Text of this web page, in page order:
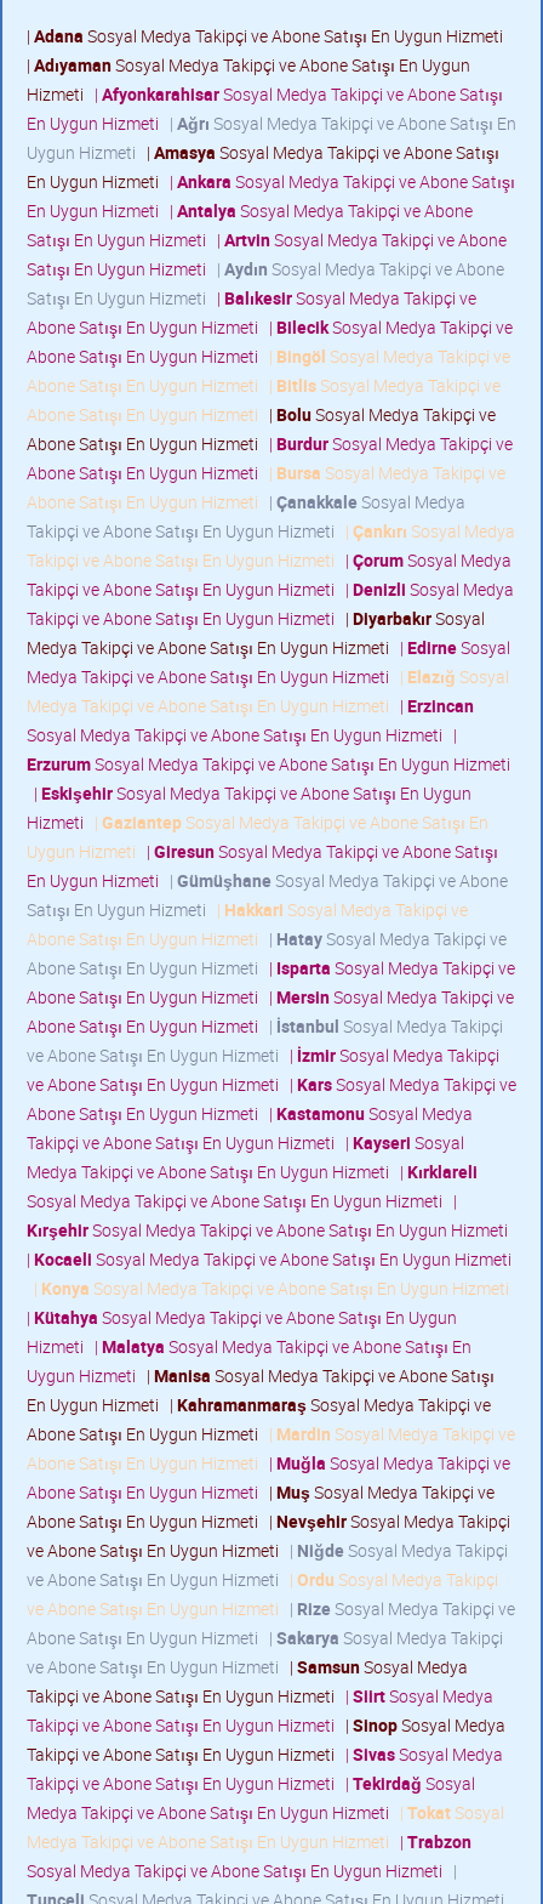
| Adana Sosyal Medya Takipçi ve Abone Satışı En Uygun Hizmeti
| AdıyamanSosyal Medya Takipçi ve Abone Satışı En Uygun
Hizmeti | AfyonkarahisarSosyal Medya Takipçi ve Abone Satışı
En Uygun Hizmeti | Ağrı Sosyal Medya Takipçi ve Abone Satışı En
Uygun Hizmeti | Amasya Sosyal Medya Takipçi ve Abone Satışı
En Uygun Hizmeti | Ankara Sosyal Medya Takipçi ve Abone Satışı
En Uygun Hizmeti | Antalya Sosyal Medya Takipçi ve Abone
Satışı En Uygun Hizmeti | ArtvinSosyal Medya Takipçi ve Abone
Satışı En Uygun Hizmeti | Aydın Sosyal Medya Takipçi ve Abone
Satışı En Uygun Hizmeti | BalıkesirSosyal Medya Takipçi ve
Abone Satışı En Uygun Hizmeti | BilecikSosyal Medya Takipçi ve
Abone Satışı En Uygun Hizmeti | Bingöl Sosyal Medya Takipçi ve
Abone Satışı En Uygun Hizmeti | BitlisSosyal Medya Takipçi ve
Abone Satışı En Uygun Hizmeti | BoluSosyal Medya Takipçi ve
Abone Satışı En Uygun Hizmeti | BurdurSosyal Medya Takipçi ve
Abone Satışı En Uygun Hizmeti | Bursa Sosyal Medya Takipçi ve
Abone Satışı En Uygun Hizmeti | Çanakkale Sosyal Medya
Takipçi ve Abone Satışı En Uygun Hizmeti | Çankırı Sosyal Medya
Takipçi ve Abone Satışı En Uygun Hizmeti | ÇorumSosyal Medya
Takipçi ve Abone Satışı En Uygun Hizmeti | Denizli Sosyal Medya
Takipçi ve Abone Satışı En Uygun Hizmeti | DiyarbakırSosyal
Medya Takipçi ve Abone Satışı En Uygun Hizmeti | EdirneSosyal
Medya Takipçi ve Abone Satışı En Uygun Hizmeti | Elazığ Sosyal
Medya Takipçi ve Abone Satışı En Uygun Hizmeti | Erzincan
Sosyal Medya Takipçi ve Abone Satışı En Uygun Hizmeti |
ErzurumSosyal Medya Takipçi ve Abone Satışı En Uygun Hizmeti
| EskişehirSosyal Medya Takipçi ve Abone Satışı En Uygun
Hizmeti | GaziantepSosyal Medya Takipçi ve Abone Satışı En
Uygun Hizmeti | GiresunSosyal Medya Takipçi ve Abone Satışı
En Uygun Hizmeti | Gümüşhane Sosyal Medya Takipçi ve Abone
Satışı En Uygun Hizmeti | Hakkari Sosyal Medya Takipçi ve
Abone Satışı En Uygun Hizmeti | HataySosyal Medya Takipçi ve
Abone Satışı En Uygun Hizmeti | Isparta Sosyal Medya Takipçi ve
Abone Satışı En Uygun Hizmeti | MersinSosyal Medya Takipçi ve
Abone Satışı En Uygun Hizmeti | İstanbul Sosyal Medya Takipçi
ve Abone Satışı En Uygun Hizmeti | İzmirSosyal Medya Takipçi
ve Abone Satışı En Uygun Hizmeti | KarsSosyal Medya Takipçi ve
Abone Satışı En Uygun Hizmeti | KastamonuSosyal Medya
Takipçi ve Abone Satışı En Uygun Hizmeti | Kayseri Sosyal
Medya Takipçi ve Abone Satışı En Uygun Hizmeti | Kırklareli
Sosyal Medya Takipçi ve Abone Satışı En Uygun Hizmeti |
KırşehirSosyal Medya Takipçi ve Abone Satışı En Uygun Hizmeti
| Kocaeli Sosyal Medya Takipçi ve Abone Satışı En Uygun Hizmeti
| Konya Sosyal Medya Takipçi ve Abone Satışı En Uygun Hizmeti
| Kütahya Sosyal Medya Takipçi ve Abone Satışı En Uygun
Hizmeti | Malatya Sosyal Medya Takipçi ve Abone Satışı En
Uygun Hizmeti | Manisa Sosyal Medya Takipçi ve Abone Satışı
En Uygun Hizmeti | KahramanmaraşSosyal Medya Takipçi ve
Abone Satışı En Uygun Hizmeti | Mardin Sosyal Medya Takipçi ve
Abone Satışı En Uygun Hizmeti | Muğla Sosyal Medya Takipçi ve
Abone Satışı En Uygun Hizmeti | MuşSosyal Medya Takipçi ve
Abone Satışı En Uygun Hizmeti | NevşehirSosyal Medya Takipçi
ve Abone Satışı En Uygun Hizmeti | Niğde Sosyal Medya Takipçi
ve Abone Satışı En Uygun Hizmeti | Ordu Sosyal Medya Takipçi
ve Abone Satışı En Uygun Hizmeti | Rize Sosyal Medya Takipçi ve
Abone Satışı En Uygun Hizmeti | Sakarya Sosyal Medya Takipçi
ve Abone Satışı En Uygun Hizmeti | SamsunSosyal Medya
Takipçi ve Abone Satışı En Uygun Hizmeti | SiirtSosyal Medya
Takipçi ve Abone Satışı En Uygun Hizmeti | SinopSosyal Medya
Takipçi ve Abone Satışı En Uygun Hizmeti | SivasSosyal Medya
Takipçi ve Abone Satışı En Uygun Hizmeti | Tekirdağ Sosyal
Medya Takipçi ve Abone Satışı En Uygun Hizmeti | TokatSosyal
Medya Takipçi ve Abone Satışı En Uygun Hizmeti | Trabzon
Sosyal Medya Takipçi ve Abone Satışı En Uygun Hizmeti |